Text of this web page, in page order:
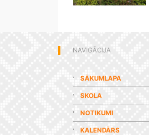
NAVIGĀCIJA
SĀKUMLAPA
SKOLA
NOTIKUMI
KALENDĀRS